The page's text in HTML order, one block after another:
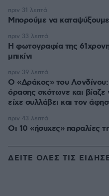
Μπορούμε να
πριν 31 λεπτά
Η φωτογραφία της
μπικίνι
πριν 33 λεπτά
Ο «Δράκος» του
όρασης σκότωνε και βίαζε
είχε συλλάβει και τον
πριν 39 λεπτά
Οι 10 «ήσυχες» παραλίες
πριν 43 λεπτά
ΔΕΙΤΕ ΟΛΕΣ ΤΙΣ